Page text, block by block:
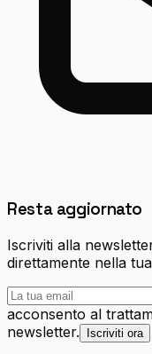
Resta aggiornato
Iscriviti alla
direttamente nella
acconsento al
newsletter.
Iscriviti ora